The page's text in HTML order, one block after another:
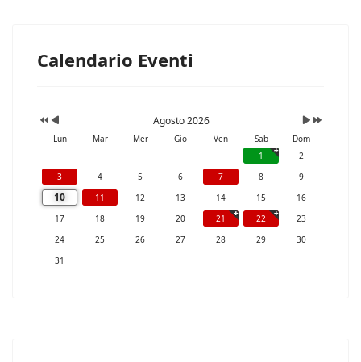
Calendario Eventi
Agosto 2026
Lun Mar Mer Gio Ven Sab
Dom
1
2
3
4 5 6 7 8 9
10 11 12 13 14 15
16
17
18 19 20 21 22
23
24
25 26 27 28 29
30
31